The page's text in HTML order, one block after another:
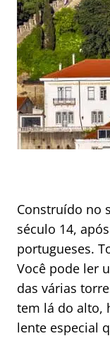
Construído no
século 14,
portugueses.
Você pode ler
das várias
tem lá do alto,
lente especial